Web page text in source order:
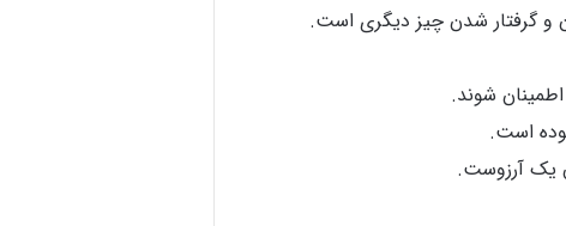
گرفتار شدن چیز دیگری است.
اطمینان شوند.
است.
یک آرزوست.